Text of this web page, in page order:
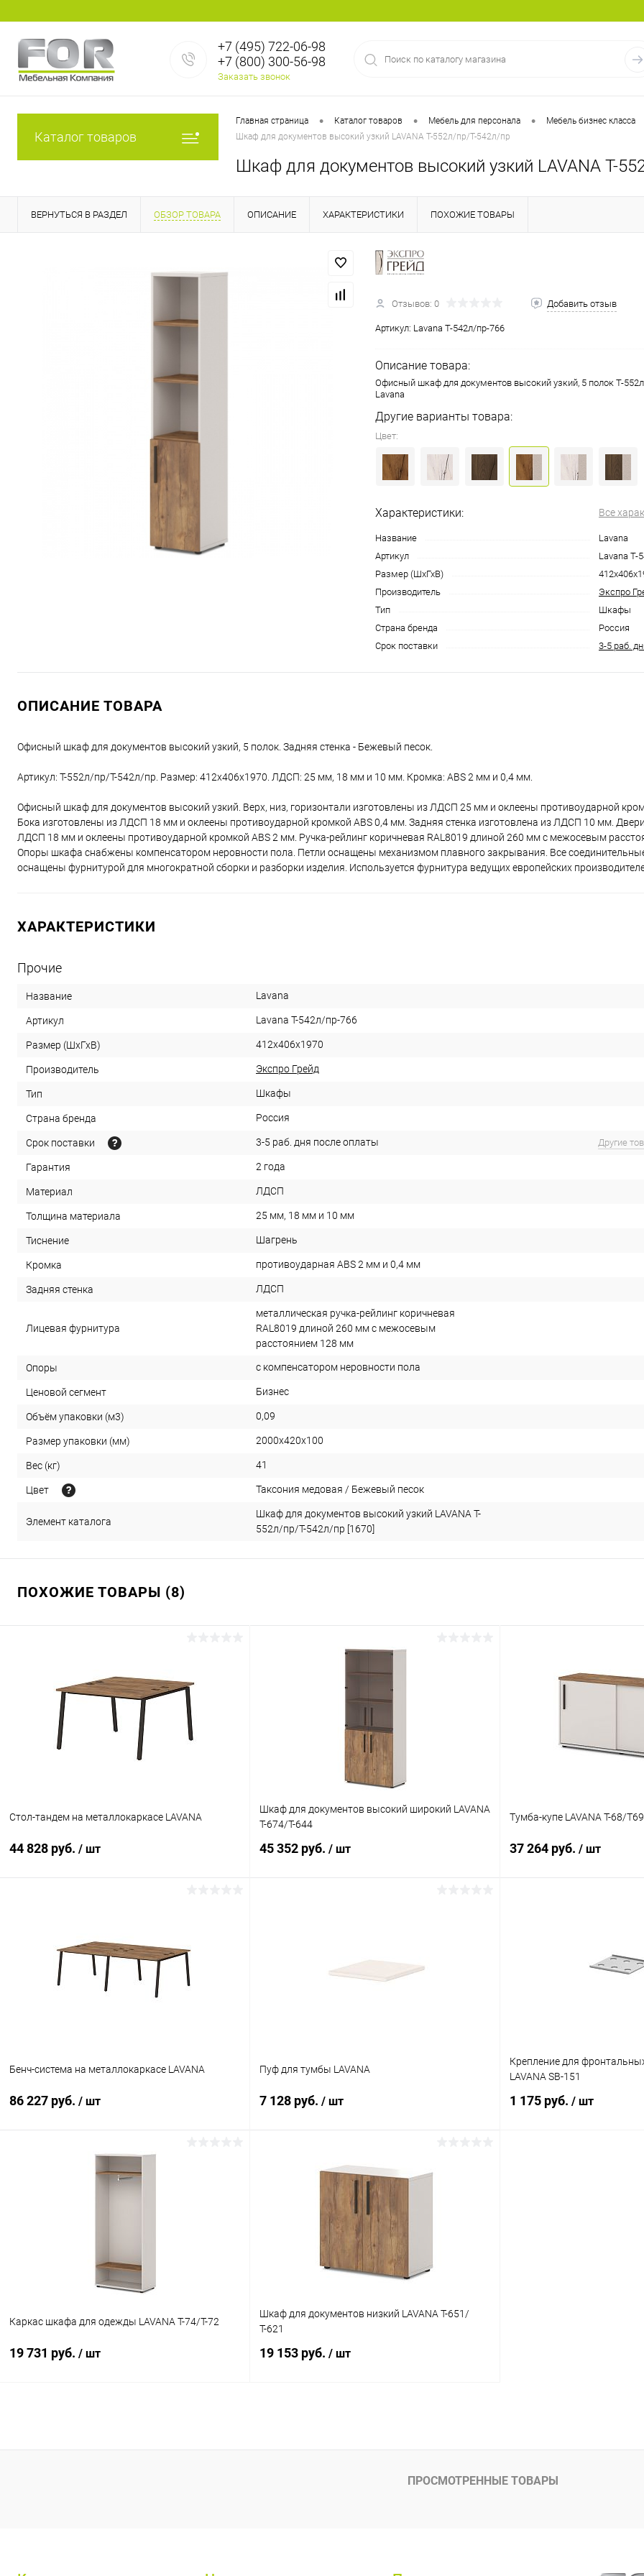
+7 (495) 722-06-98
+7 (800) 300-56-98
Заказать звонок
Каталог товаров
Главная страница • Каталог товаров • Мебель для персонала •
Мебель бизнес класса
Шкаф для документов высокий узкий LAVANA T-552л/пр/Т-542л/пр
Шкаф для документов высокий узкий LAVANA T-
ВЕРНУТЬСЯ В РАЗДЕЛ ОБЗОР ТОВАРА ОПИСАНИЕ ХАРАКТЕРИСТИКИ ПОХОЖИЕ ТОВАРЫ
Отзывов: 0 Добавить отзыв
Артикул: Lavana Т-542л/пр-766
Описание товара:
Офисный шкаф для документов высокий узкий, 5 полок T-
Lavana
Другие варианты товара:
Цвет:
Характеристики: Все
Название
Lavana
Артикул
Lavana Т-
Размер (ШхГхВ)
Производитель
Экспро
Тип
Шкафы
Страна бренда
Россия
Срок поставки
3-5 раб.
ОПИСАНИЕ ТОВАРА
Офисный шкаф для документов высокий узкий, 5 полок. Задняя стенка - Бежевый песок.
Артикул: T-552л/пр/Т-542л/пр. Размер: 412х406х1970. ЛДСП: 25 мм, 18 мм и 10 мм. Кромка: ABS 2 мм и 0,4 мм.
Офисный шкаф для документов высокий узкий. Верх, низ, горизонтали изготовлены из ЛДСП 25 мм и оклеены противоударной
Бока изготовлены из ЛДСП 18 мм и оклеены противоударной кромкой ABS 0,4 мм. Задняя стенка изготовлена из ЛДСП 10 мм.
ЛДСП 18 мм и оклеены противоударной кромкой ABS 2 мм. Ручка-рейлинг коричневая RAL8019 длиной 260 мм с межосевым
Опоры шкафа снабжены компенсатором неровности пола. Петли оснащены механизмом плавного закрывания. Все
оснащены фурнитурой для многократной сборки и разборки изделия. Используется фурнитура ведущих европейских
ХАРАКТЕРИСТИКИ
Прочие
Название Lavana
Артикул Lavana Т-542л/пр-766
Размер (ШхГхВ) 412х406х1970
Производитель Экспро Грейд
Тип Шкафы
Страна бренда Россия
Срок поставки 3-5 раб. дня после оплаты Другие
Гарантия 2 года
Материал ЛДСП
Толщина материала 25 мм, 18 мм и 10 мм
Тиснение Шагрень
Кромка противоударная ABS 2 мм и 0,4 мм
Задняя стенка ЛДСП
Лицевая фурнитура
металлическая ручка-рейлинг коричневая
RAL8019 длиной 260 мм с межосевым
расстоянием 128 мм
Опоры с компенсатором неровности пола
Ценовой сегмент Бизнес
Объём упаковки (м3) 0,09
Размер упаковки (мм) 2000х420х100
Вес (кг) 41
Цвет Таксония медовая / Бежевый песок
Элемент каталога
Шкаф для документов высокий узкий LAVANA T-
552л/пр/Т-542л/пр [1670]
ПОХОЖИЕ ТОВАРЫ (8)
Стол-тандем на металлокаркасе LAVANA
44 828 руб. / шт
Купить в 1 клик К сравнению
В избранное В наличии
Шкаф для документов высокий широкий LAVANA
T-674/Т-644
45 352 руб. / шт
В наличии
Тумба-купе LAVANA T-68/Т69
37 264 руб. / шт
Бенч-система на металлокаркасе LAVANA
86 227 руб. / шт
В корзину
Пуф для тумбы LAVANA
7 128 руб. / шт
Купить в 1 клик
Крепление для
LAVANA SB-151
1 175 руб. / шт
Каркас шкафа для одежды LAVANA T-74/T-72
19 731 руб. / шт
Купить в 1 клик К сравнению
Шкаф для документов низкий LAVANA T-651/
Т-621
19 153 руб. / шт
Купить в 1 клик К сравнению
В наличии
ПРОСМОТРЕННЫЕ ТОВАРЫ